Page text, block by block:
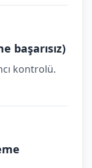
başarısız)
kontrolü.